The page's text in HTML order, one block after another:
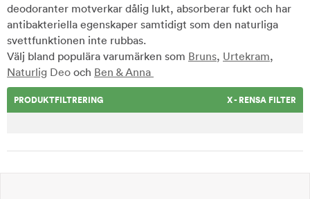
deodoranter motverkar dålig lukt, absorberar fukt och har
antibakteriella egenskaper samtidigt som den naturliga
svettfunktionen inte rubbas.
Välj bland populära varumärken som Bruns, Urtekram,
Naturlig Deo och Ben & Anna
PRODUKTFILTRERING X - RENSA FILTER